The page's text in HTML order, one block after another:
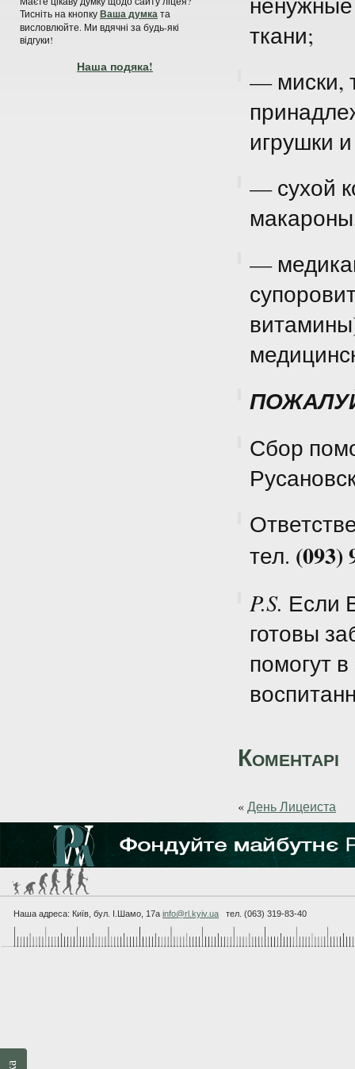
Тисніть на кнопкуВаша думката
висловлюйте. Ми вдячні за будь-які
відгуки!
Наша подяка!
ткани;
— миски,
игрушки
— сухой
—
Сбор
тел. (093)
P.S. Если
готовы
помогут
Коментарі
«День Лицеиста
Наша адреса: Київ, бул. I.Шамо, 17а info@rl.kyiv.ua тел. (063) 319-83-40